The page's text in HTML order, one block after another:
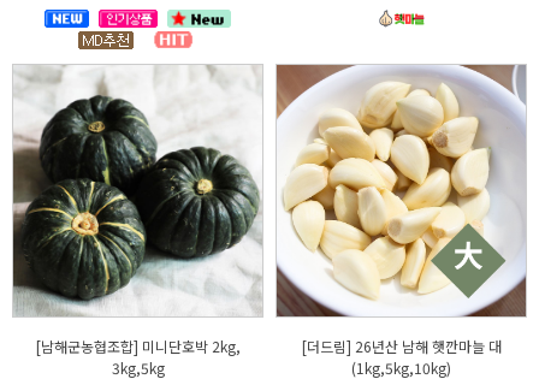
[남해군농협조합] 미니단호박 2kg,
3kg,5kg
[더드림] 26년산 남해 햇깐마늘 대
(1kg,5kg,10kg)